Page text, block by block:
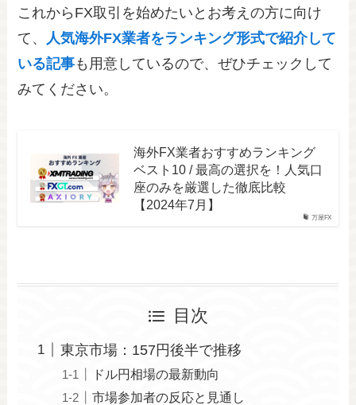
これからFX取引を始めたいとお考えの方に向け
て、 人気海外FX業者をランキング形式で紹介して
いる記事も用意しているので、ぜひチェックして
みてください。
万屋FX
海外FX業者おすすめランキング
ベスト10 / 最高の選択を！人気口
座のみを厳選した徹底比較
【2024年7月】
目次
東京市場：157円後半で推移
ドル円相場の最新動向
市場参加者の反応と見通し